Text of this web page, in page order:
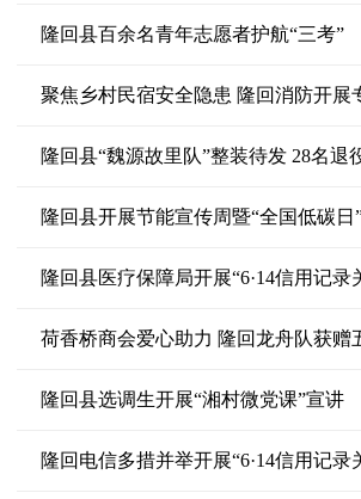
隆回县百余名青年志愿者护航“三考”
聚焦乡村民宿安全隐患 隆回消防开展
隆回县“魏源故里队”整装待发 28名退
隆回县开展节能宣传周暨“全国低碳日
隆回县医疗保障局开展“6·14信用记
荷香桥商会爱心助力 隆回龙舟队获赠
隆回县选调生开展“湘村微党课”宣讲
隆回电信多措并举开展“6·14信用记录